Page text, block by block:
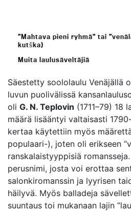
”Mahtava pieni ryhmä” tai
kutška)
Muita laulusäveltäjiä
Säestetty soololaulu Venäjällä
luvun puolivälissä
oli G. N. Teplovin (1711–79) 18
määrä lisääntyi valtaisasti
kertaa käytettiin myös
populaari-), joten oli erikseen
ranskalaistyyppisiä romansseja.
perusnimi, josta voi erottaa
salonkiromanssin ja lyyrisen
häilyvä. Myös balladeja
suuntaus toi mukanaan lajin